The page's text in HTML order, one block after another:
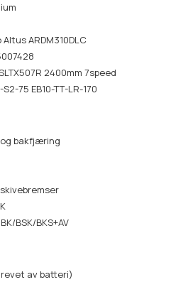
ARDM310DLC
2400mm 7speed
75 EB10-TT-LR-170
bakfjæring
BSK/BKS+AV
av batteri)